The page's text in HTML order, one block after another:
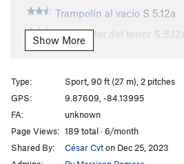
Trampolín al vacío S 5.12a
El elevador del terror S
Julieta-ta
El Trepon de la Zegua
S
c.c. El gigante de los bíceps
c.c. El gigante de los
Caldo de Caca S5.11a
Show More
Type:
Sport, 90 ft (27 m), 2 pitches
GPS:
9.87609, -84.13995
FA:
unknown
Page Views: 189 total · 6/month
Shared By:
César Cvton Dec 25, 2023